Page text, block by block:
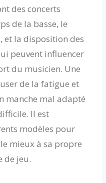
des concerts
de la basse, le
et la disposition des
peuvent influencer
du musicien. Une
de la fatigue et
manche mal adapté
Il est
modèles pour
mieux à sa propre
de jeu.